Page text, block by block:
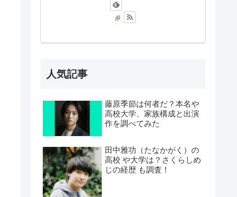
人気記事
藤原季節は何者だ？本名や
高校大学、家族構成と出演
作を調べてみた
田中雅功（たなかがく）の
高校 や大学は？さくらしめ
じの経歴 も調査！